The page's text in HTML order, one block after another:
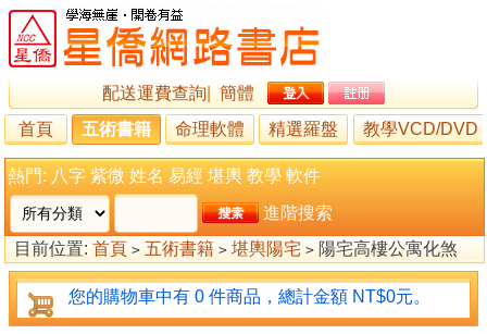
配送運費查詢
簡體
首頁
五術書籍 命理軟體 精選羅盤 教學VCD/DVD
熱門: 八字 紫微 姓名 易經 堪輿 教學 軟件
進階搜索
目前位置: 首頁 > 五術書籍 > 堪輿陽宅 > 陽宅高樓公寓化煞
何知篇全書
您的購物車中有 0 件商品，總計金額 NT$0元。